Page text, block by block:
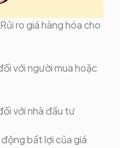
ro giá hàng hóa cho
với người mua hoặc
với nhà đầu tư
bất lợi của giá